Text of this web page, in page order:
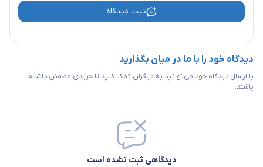
ثبت دیدگاه
دیدگاه خود را با ما در میان بگذارید
با ارسال دیدگاه خود می‌توانید به دیگران کمک کنید تا خریدی مطمئن داشته
باشند.
دیدگاهی ثبت نشده است